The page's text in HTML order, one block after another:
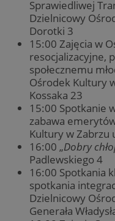
Sprawiedliwej
Dzielnicowy
Dorotki 3
15:00 Zajęcia w
resocjalizacyjne,
społecznemu
Ośrodek Kultury
Kossaka 23
15:00 Spotkanie
zabawa
Kultury w Zabrzu
16:00 „Dobry
Padlewskiego 4
16:00 Spotkania
spotkania
Dzielnicowy
Generała